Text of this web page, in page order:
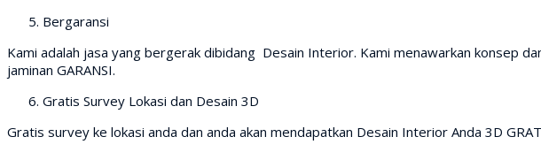
Bergaransi
Kami adalah jasa yang bergerak dibidang Desain Interior. Kami menawarkan konsep
jaminan GARANSI.
Gratis Survey Lokasi dan Desain 3D
Gratis survey ke lokasi anda dan anda akan mendapatkan Desain Interior Anda 3D